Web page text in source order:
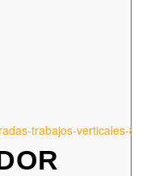
trabajos-verticales-